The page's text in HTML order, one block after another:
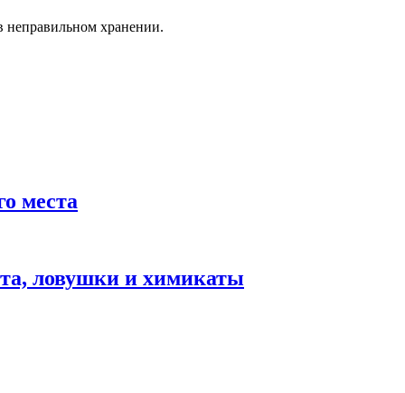
неправильном хранении.
места
ловушки и химикаты